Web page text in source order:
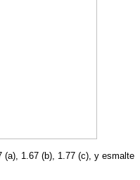
(a), 1.67 (b), 1.77 (c), y esmalte